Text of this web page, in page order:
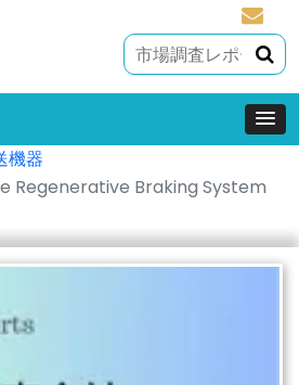
機器
Regenerative Braking System